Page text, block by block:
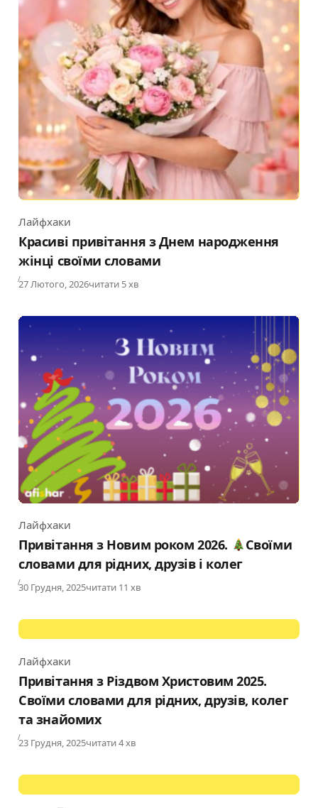
Category
Лайфхаки
Красиві привітання з Днем народження
жінці своїми словами
Published
27 Лютого, 2026читати 5 хв
Category
Лайфхаки
Привітання з Новим роком 2026.
Своїми
словами для рідних, друзів і колег
Published
30 Грудня, 2025читати 11 хв
Category
Лайфхаки
Привітання з Різдвом Христовим 2025.
Своїми словами для рідних, друзів, колег
та знайомих
Published
23 Грудня, 2025читати 4 хв